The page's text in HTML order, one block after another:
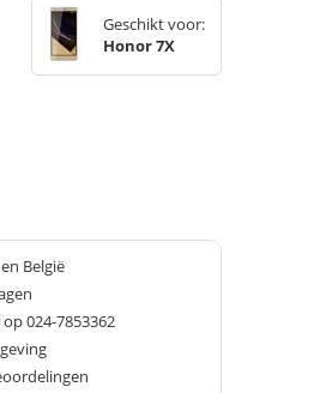
Geschikt voor:
Honor 7X
België
024-7853362